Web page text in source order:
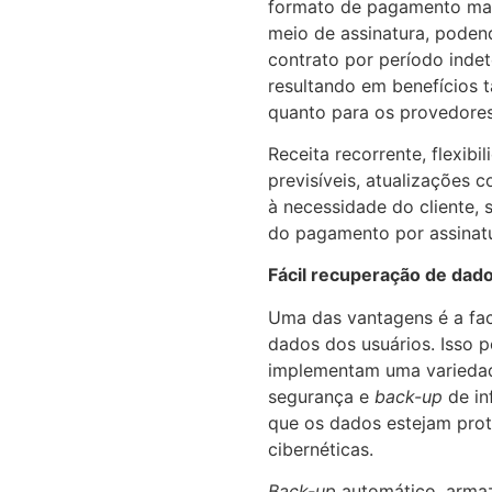
formato de pagamento
meio de assinatura,
contrato por período
resultando em benefícios
quanto para os
Receita recorrente,
previsíveis, atualizações
à necessidade do cliente,
do pagamento por
Fácil recuperação de
Uma das vantagens é a
dados dos usuários. Isso
implementam uma
segurança e back-up de
que os dados estejam
cibernéticas.